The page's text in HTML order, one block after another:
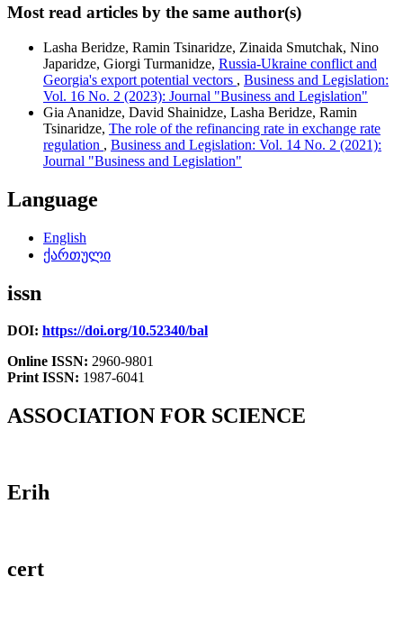
Most read articles by the same author(s)
Lasha Beridze, Ramin Tsinaridze, Zinaida Smutchak, Nino
Japaridze, Giorgi Turmanidze, Russia-Ukraine conflict and
Georgia's export potential vectors , Business and Legislation:
Vol. 16 No. 2 (2023): Journal "Business and Legislation"
Gia Ananidze, David Shainidze, Lasha Beridze, Ramin
Tsinaridze, The role of the refinancing rate in exchange rate
regulation , Business and Legislation: Vol. 14 No. 2 (2021):
Journal "Business and Legislation"
Language
English
ქართული
issn
DOI: https://doi.org/10.52340/bal
Online ISSN: 2960-9801
Print ISSN: 1987-6041
ASSOCIATION FOR SCIENCE
Erih
cert